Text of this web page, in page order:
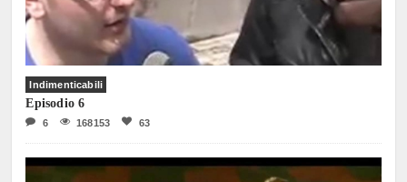
Indimenticabili
Episodio 6
6 168153 63